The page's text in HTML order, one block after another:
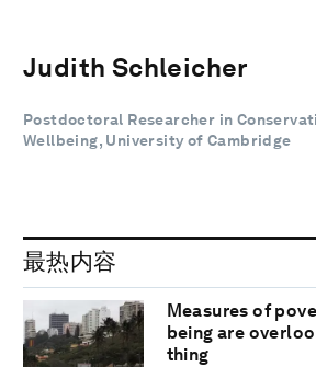
Judith Schleicher
Postdoctoral Researcher in
Wellbeing, University of Cambridge
最热内容
Measures of
being are
thing